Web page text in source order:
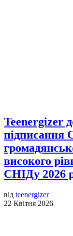
Teenergizer
підписання
високого
СНІДу 2026
від teenergizer
22 Квітня 2026